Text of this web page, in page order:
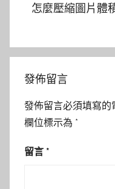
怎麼壓縮圖片體
發佈留言
發佈留言必須填寫的
欄位標示為 *
留言 *